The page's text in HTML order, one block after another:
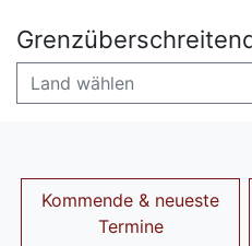
Land wählen
Kommende & neueste
Termine